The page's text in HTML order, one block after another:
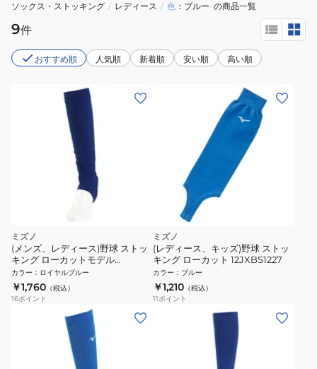
ソックス・ストッキング / レディース / 色 ブルー の商品一覧
9件
おすすめ順 人気順 新着順 安い順 高い順
ミズノ
(メンズ、レディース)野球 ストッ
キング ローカットモデル
12JXBS1316
カラー ： ロイヤルブルー
￥1,760 （税込）
16ポイント
ミズノ
(レディース、キッズ)野球 ストッ
キング ローカット 12JXBS1227
カラー ： ブルー
￥1,210 （税込）
11ポイント